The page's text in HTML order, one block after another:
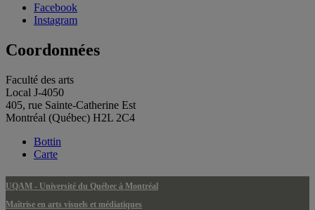
Facebook
Instagram
Coordonnées
Faculté des arts
Local J-4050
405, rue Sainte-Catherine Est
Montréal (Québec) H2L 2C4
Bottin
Carte
UQAM - Université du Québec à Montréal
Maîtrise en arts visuels et médiatiques